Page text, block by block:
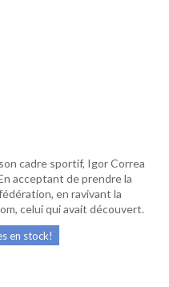
cadre sportif, Igor Correa
acceptant de prendre la
en ravivant la
celui qui avait découvert.
en stock!